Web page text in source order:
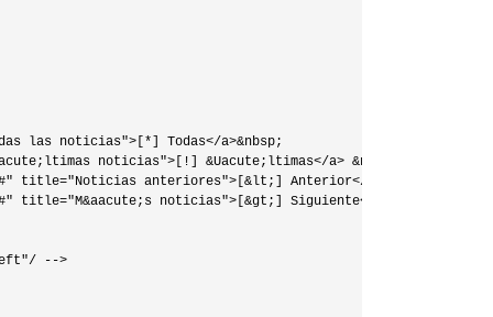
las noticias">[*] Todas</a>&nbsp;
noticias">[!] &Uacute;ltimas</a> &nbsp;
title="Noticias anteriores">[&lt;] Anterior</a> &nbsp;
title="M&aacute;s noticias">[&gt;] Siguiente</a>
-->